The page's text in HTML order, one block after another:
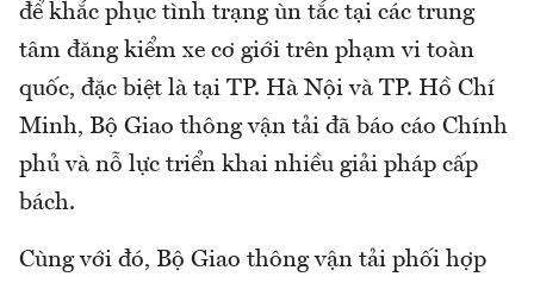
để khắc phục tình trạng ùn tắc tại các trung
tâm đăng kiểm xe cơ giới trên phạm vi toàn
quốc, đặc biệt là tại TP. Hà Nội và TP. Hồ Chí
Minh, Bộ Giao thông vận tải đã báo cáo Chính
phủ và nỗ lực triển khai nhiều giải pháp cấp
bách.
Cùng với đó, Bộ Giao thông vận tải phối hợp